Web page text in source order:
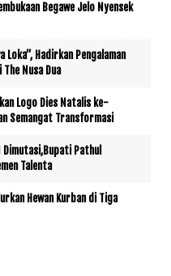
Begawe Jelo Nyensek
Loka”, Hadirkan Pengalaman
Nusa Dua
Logo Dies Natalis ke-
Semangat Transformasi
Dimutasi,Bupati Pathul
Talenta
Hewan Kurban di Tiga